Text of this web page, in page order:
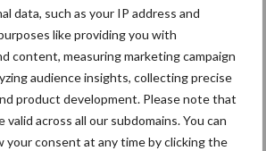
data, such as your IP address and
like providing you with
content, measuring marketing campaign
audience insights, collecting precise
product development. Please note that
across all our subdomains. You can
your consent at any time by clicking the
Partner nieuws
Belastingdienst publiceert
Landelijke Landbouwnormen 2025